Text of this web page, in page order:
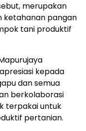
merupakan
ketahanan pangan
tani produktif
kepada
dan semua
berkolaborasi
terpakai untuk
pertanian.